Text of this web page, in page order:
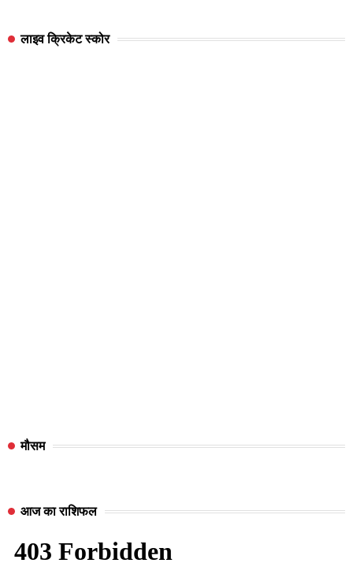
लाइव क्रिकेट स्कोर
मौसम
आज का राशिफल